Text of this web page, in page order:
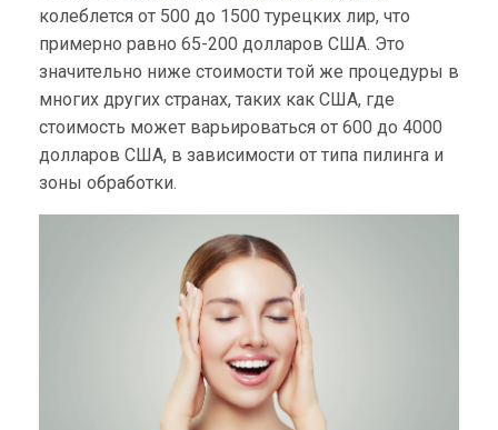
колеблется от 500 до 1500 турецких лир, что
примерно равно 65-200 долларов США. Это
значительно ниже стоимости той же процедуры в
многих других странах, таких как США, где
стоимость может варьироваться от 600 до 4000
долларов США, в зависимости от типа пилинга и
зоны обработки.